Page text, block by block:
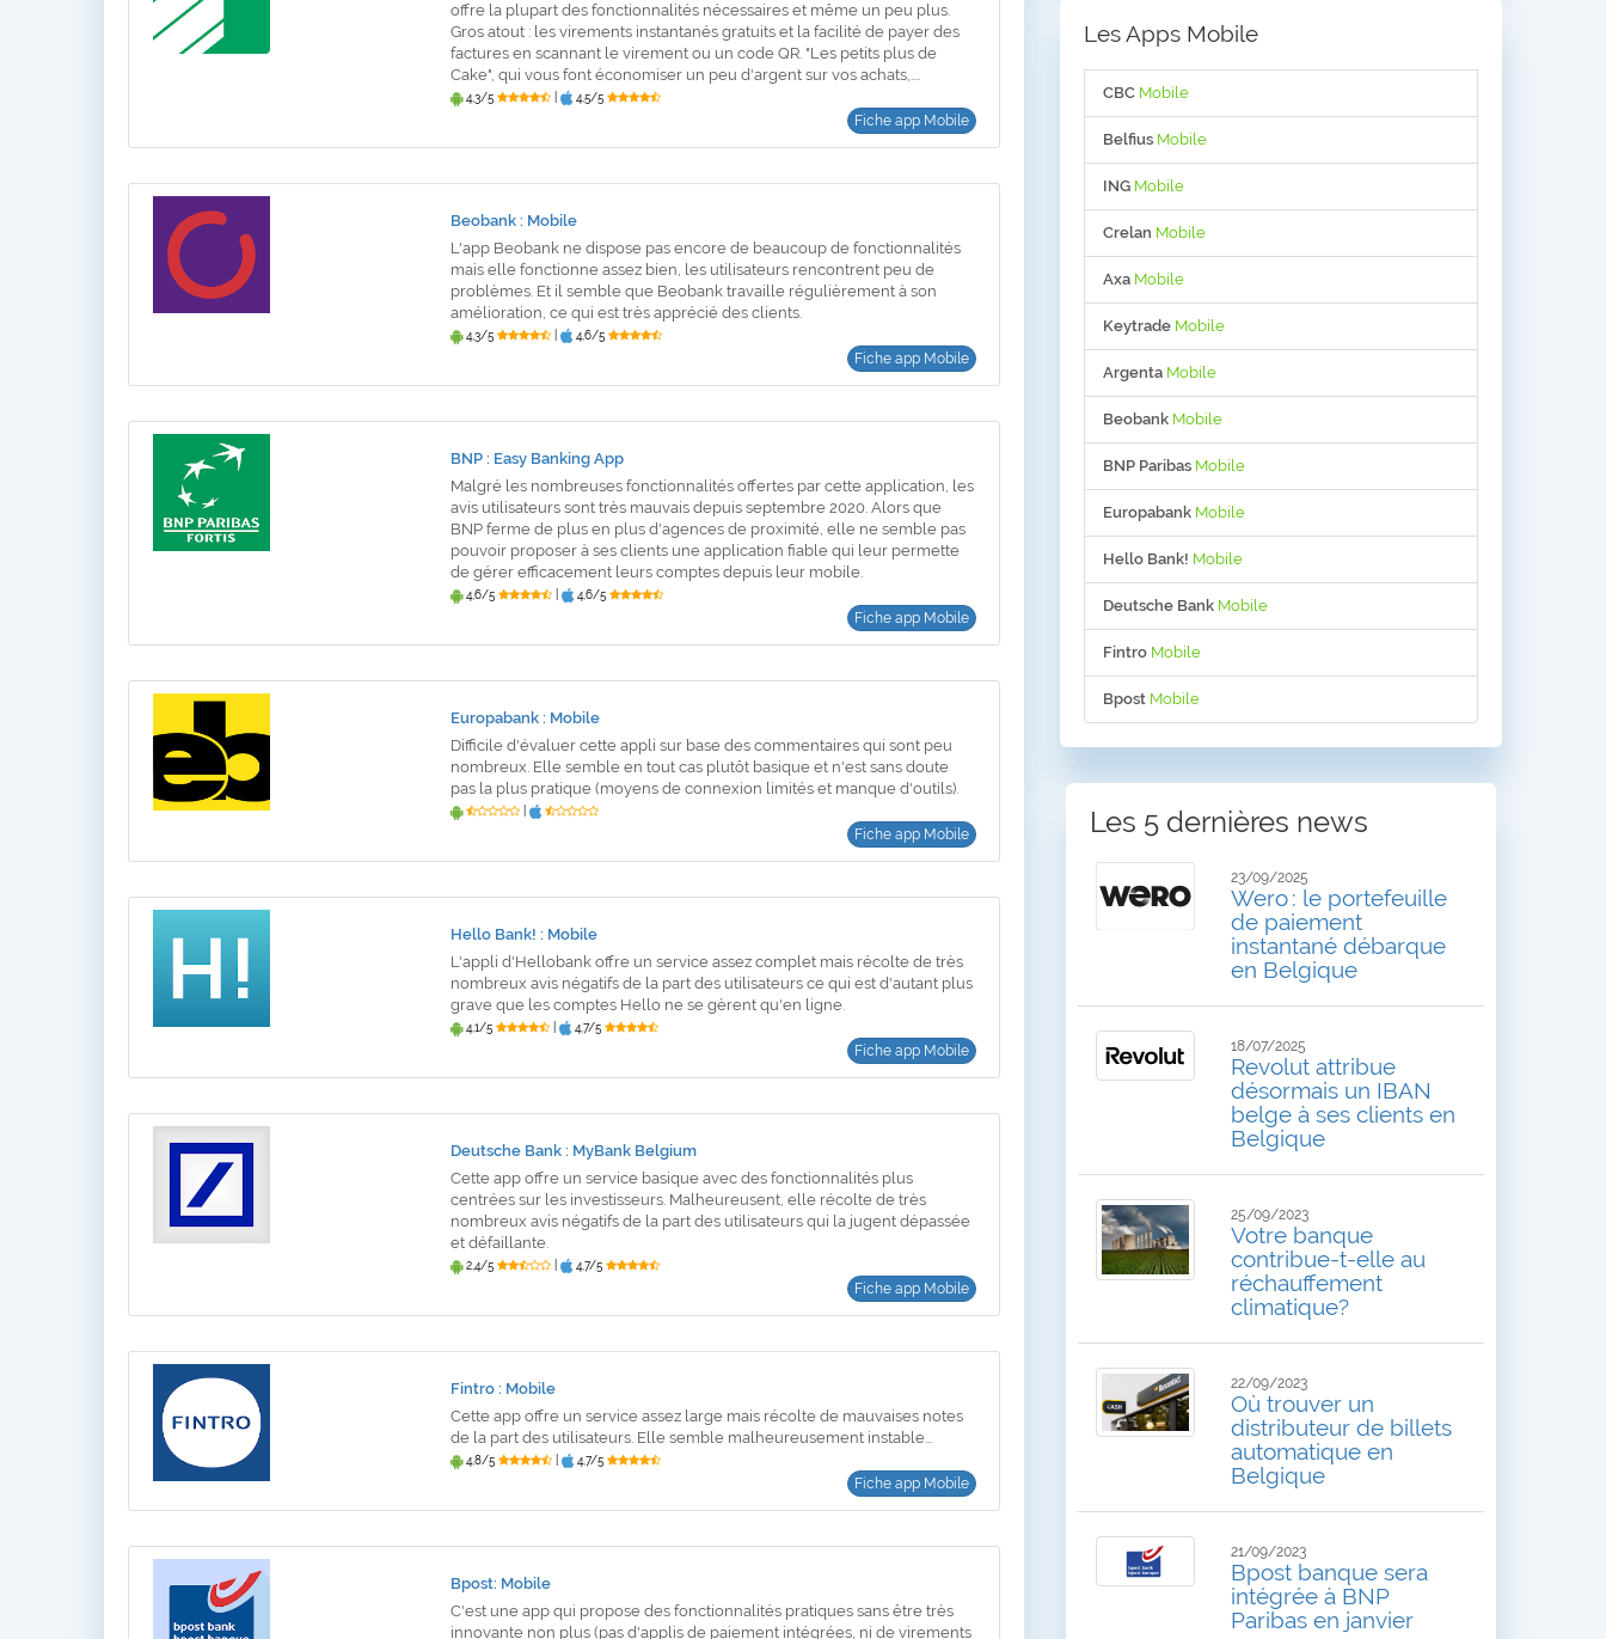
offre la plupart des fonctionnalités nécessaires et même un peu plus.
Gros atout : les virements instantanés gratuits et la facilité de payer des
factures en scannant le virement ou un code QR. "Les petits plus de
Cake", qui vous font économiser un peu d'argent sur vos achats,....
4,3/5 | 4,5/5
Fiche app Mobile
Beobank : Mobile
L'app Beobank ne dispose pas encore de beaucoup de fonctionnalités
mais elle fonctionne assez bien, les utilisateurs rencontrent peu de
problèmes. Et il semble que Beobank travaille régulièrement à son
amélioration, ce qui est très apprécié des clients.
4,3/5 | 4,6/5
Fiche app Mobile
BNP : Easy Banking App
Malgré les nombreuses fonctionnalités offertes par cette application, les
avis utilisateurs sont très mauvais depuis septembre 2020. Alors que
BNP ferme de plus en plus d'agences de proximité, elle ne semble pas
pouvoir proposer à ses clients une application fiable qui leur permette
de gérer efficacement leurs comptes depuis leur mobile.
4,6/5 | 4,6/5
Fiche app Mobile
Europabank : Mobile
Difficile d'évaluer cette appli sur base des commentaires qui sont peu
nombreux. Elle semble en tout cas plutôt basique et n'est sans doute
pas la plus pratique (moyens de connexion limités et manque d'outils).
|
Fiche app Mobile
Hello Bank! : Mobile
L'appli d'Hellobank offre un service assez complet mais récolte de très
nombreux avis négatifs de la part des utilisateurs ce qui est d'autant plus
grave que les comptes Hello ne se gèrent qu'en ligne.
4,1/5 | 4,7/5
Fiche app Mobile
Deutsche Bank : MyBank Belgium
Cette app offre un service basique avec des fonctionnalités plus
centrées sur les investisseurs. Malheureusent, elle récolte de très
nombreux avis négatifs de la part des utilisateurs qui la jugent dépassée
et défaillante.
2,4/5 | 4,7/5
Fiche app Mobile
Fintro : Mobile
Cette app offre un service assez large mais récolte de mauvaises notes
de la part des utilisateurs. Elle semble malheureusement instable...
4,8/5 | 4,7/5
Fiche app Mobile
Bpost: Mobile
C'est une app qui propose des fonctionnalités pratiques sans être très
innovante non plus (pas d'applis de paiement intégrées, ni de virements
Les Apps Mobile
CBC Mobile
Belfius Mobile
ING Mobile
Crelan Mobile
Axa Mobile
Keytrade Mobile
Argenta Mobile
Beobank Mobile
BNP Paribas Mobile
Europabank Mobile
Hello Bank! Mobile
Deutsche Bank Mobile
Fintro Mobile
Bpost Mobile
Les 5 dernières news
23/09/2025
Wero : le portefeuille
de paiement
instantané débarque
en Belgique
18/07/2025
Revolut attribue
désormais un IBAN
belge à ses clients en
Belgique
25/09/2023
Votre banque
contribue-t-elle au
réchauffement
climatique?
22/09/2023
Où trouver un
distributeur de billets
automatique en
Belgique
21/09/2023
Bpost banque sera
intégrée à BNP
Paribas en janvier